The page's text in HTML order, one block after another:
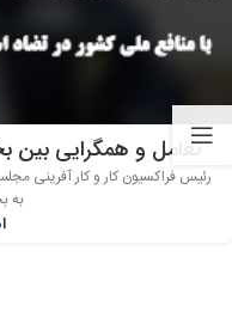
تعامل و همگرایی
رئیس فراکسیون کار و کار آفرینی
به